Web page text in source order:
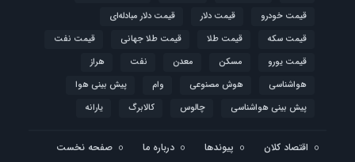
قیمت خودرو
قیمت دلار
قیمت دلار مبادله‌ای
قیمت سکه
قیمت طلا قیمت طلا جهانی
قیمت نفت
قیمت یورو
مسکن معدن نفت
هراز
هواشناسی
هوش مصنوعی وام
پیش بینی هوا
پیش بینی هواشناسی
چالوس کالابرگ یارانه
اقتصاد کلان پیوندها درباره ما صفحه نخست